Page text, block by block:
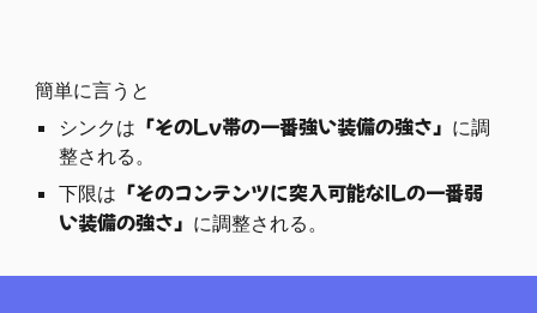
簡単に言うと
シンクは 「そのLv帯の一番強い装備の強さ」 に調
整される。
下限は 「そのコンテンツに突入可能なILの一番弱
い装備の強さ」 に調整される。